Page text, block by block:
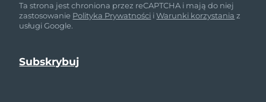
Ta strona jest chroniona przez reCAPTCHA i mają do niej
zastosowanie Polityka Prywatności iWarunki korzystania z
usługi Google.